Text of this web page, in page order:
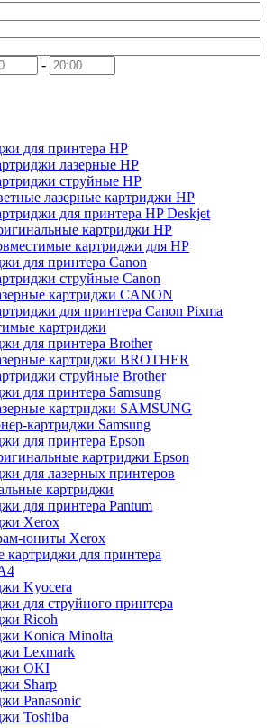
-
для принтера HP
лазерные HP
струйные HP
лазерные картриджи HP
для принтера HP Deskjet
картриджи HP
картриджи для HP
для принтера Canon
струйные Canon
картриджи CANON
для принтера Canon Pixma
картриджи
для принтера Brother
картриджи BROTHER
струйные Brother
для принтера Samsung
картриджи SAMSUNG
картриджи Samsung
для принтера Epson
картриджи Epson
для лазерных принтеров
картриджи
для принтера Pantum
Xerox
юниты Xerox
картриджи для принтера
Kyocera
для струйного принтера
Ricoh
Konica Minolta
Lexmark
OKI
Sharp
Panasonic
Toshiba